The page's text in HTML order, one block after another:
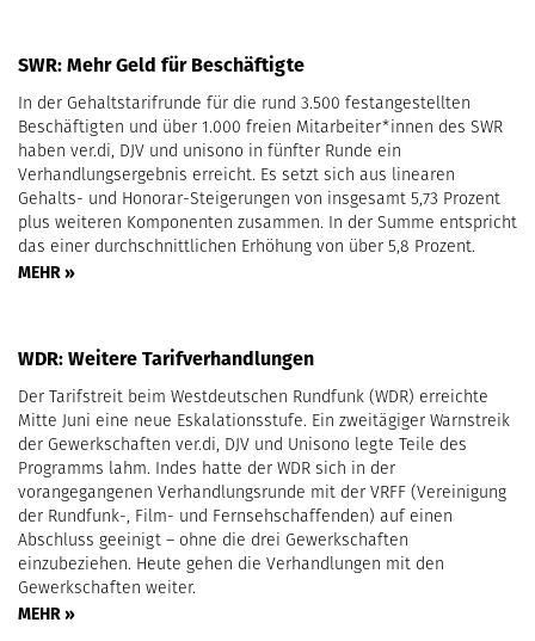
SWR: Mehr Geld für Beschäftigte
In der Gehaltstarifrunde für die rund 3.500 festangestellten
Beschäftigten und über 1.000 freien Mitarbeiter*innen des SWR
haben ver.di, DJV und unisono in fünfter Runde ein
Verhandlungsergebnis erreicht. Es setzt sich aus linearen
Gehalts- und Honorar-Steigerungen von insgesamt 5,73 Prozent
plus weiteren Komponenten zusammen. In der Summe entspricht
das einer durchschnittlichen Erhöhung von über 5,8 Prozent.
MEHR »
WDR: Weitere Tarifverhandlungen
Der Tarifstreit beim Westdeutschen Rundfunk (WDR) erreichte
Mitte Juni eine neue Eskalationsstufe. Ein zweitägiger Warnstreik
der Gewerkschaften ver.di, DJV und Unisono legte Teile des
Programms lahm. Indes hatte der WDR sich in der
vorangegangenen Verhandlungsrunde mit der VRFF (Vereinigung
der Rundfunk-, Film- und Fernsehschaffenden) auf einen
Abschluss geeinigt – ohne die drei Gewerkschaften
einzubeziehen. Heute gehen die Verhandlungen mit den
Gewerkschaften weiter.
MEHR »